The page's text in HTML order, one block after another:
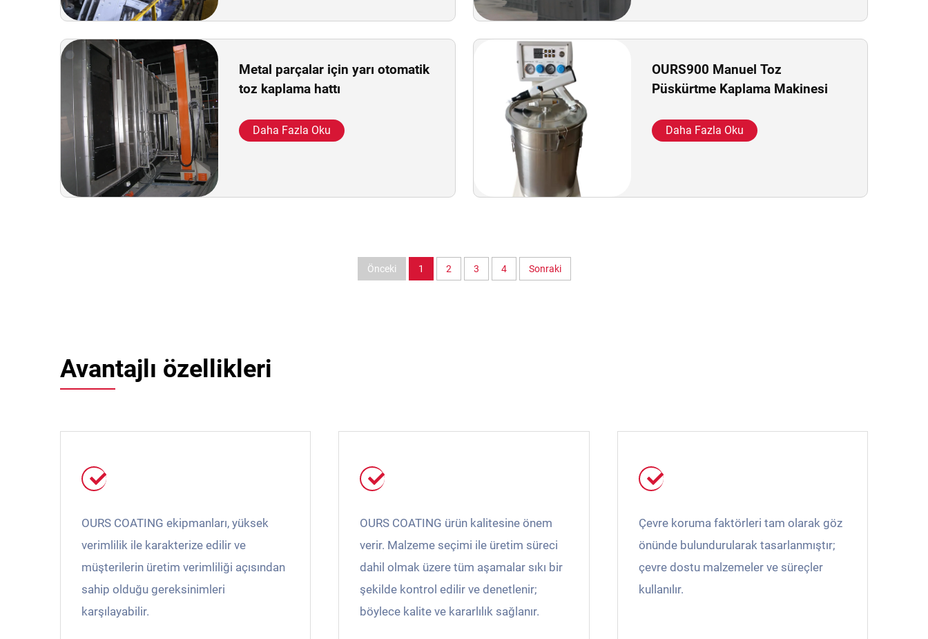
Metal parçalar için yarı otomatik
toz kaplama hattı
Daha Fazla Oku
OURS900 Manuel Toz
Püskürtme Kaplama Makinesi
Daha Fazla Oku
Önceki 1 2 3 4 Sonraki
Avantajlı özellikleri
OURS COATING ekipmanları, yüksek
verimlilik ile karakterize edilir ve
müşterilerin üretim verimliliği açısından
sahip olduğu gereksinimleri
karşılayabilir.
OURS COATING ürün kalitesine önem
verir. Malzeme seçimi ile üretim süreci
dahil olmak üzere tüm aşamalar sıkı bir
şekilde kontrol edilir ve denetlenir;
böylece kalite ve kararlılık sağlanır.
Çevre koruma faktörleri tam olarak göz
önünde bulundurularak tasarlanmıştır;
çevre dostu malzemeler ve süreçler
kullanılır.